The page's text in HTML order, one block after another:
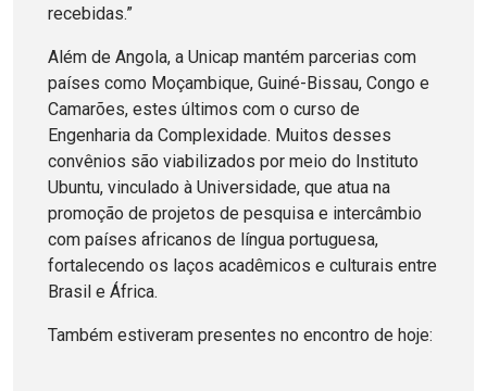
recebidas.”
Além de Angola, a Unicap mantém parcerias com
países como Moçambique, Guiné-Bissau, Congo e
Camarões, estes últimos com o curso de
Engenharia da Complexidade. Muitos desses
convênios são viabilizados por meio do Instituto
Ubuntu, vinculado à Universidade, que atua na
promoção de projetos de pesquisa e intercâmbio
com países africanos de língua portuguesa,
fortalecendo os laços acadêmicos e culturais entre
Brasil e África.
Também estiveram presentes no encontro de hoje: